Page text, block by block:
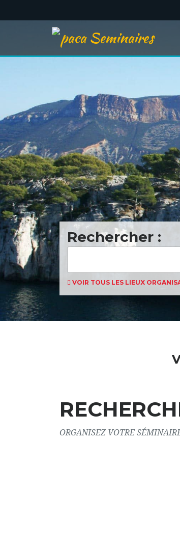
Rechercher :
VOIR TOUS LES LIEUX
ORGANISEZ VOTRE